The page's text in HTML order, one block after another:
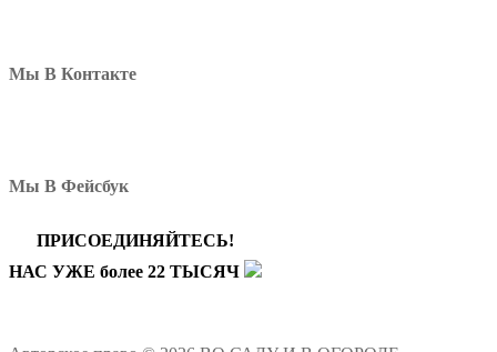
Мы В Контакте
Мы В Фейсбук
ПРИСОЕДИНЯЙТЕСЬ!
НАС УЖЕ более 22 ТЫСЯЧ